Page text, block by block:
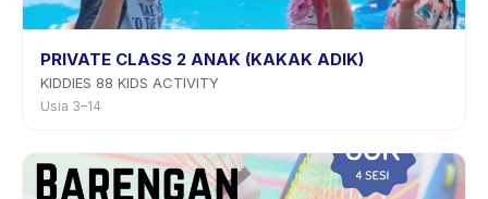
PRIVATE CLASS 2 ANAK (KAKAK ADIK)
KIDDIES 88 KIDS ACTIVITY
Usia 3–14